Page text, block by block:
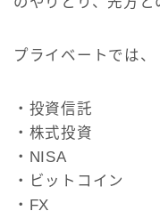
プライベートでは、
・投資信託
・株式投資
・NISA
・ビットコイン
・FX